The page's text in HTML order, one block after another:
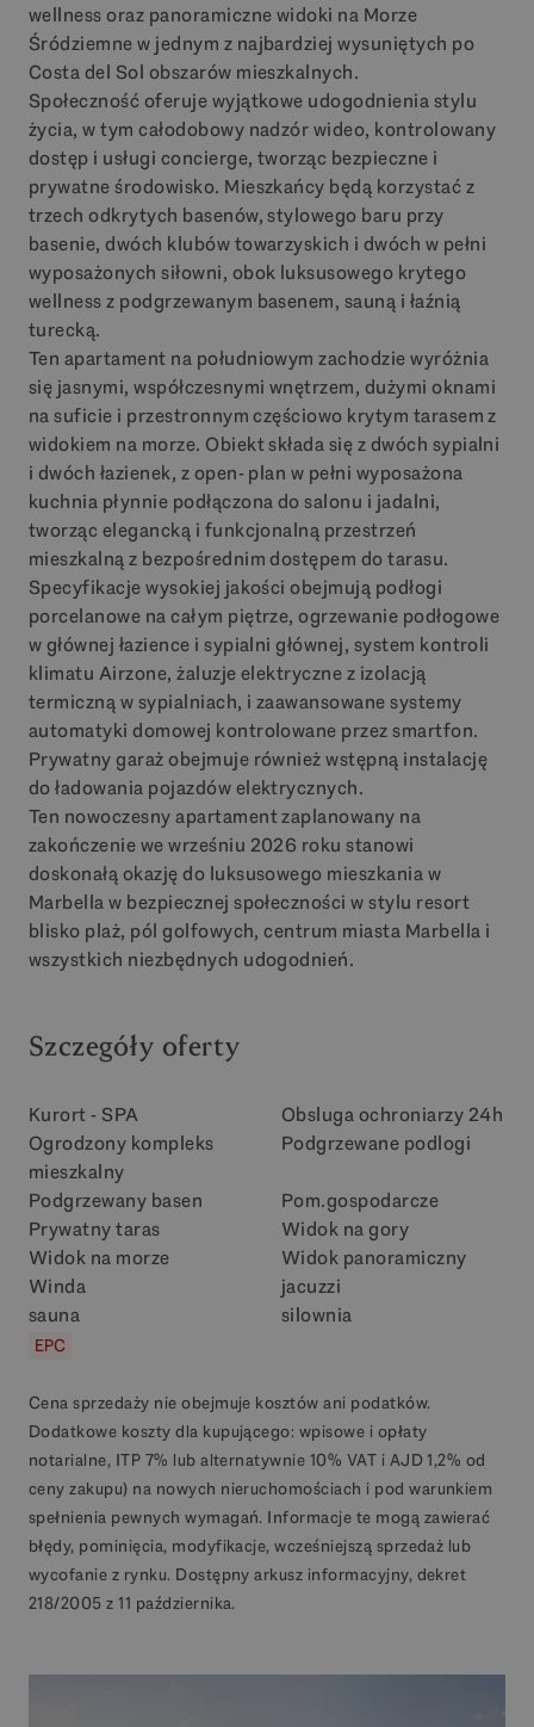
wellness oraz panoramiczne widoki na Morze
Śródziemne w jednym z najbardziej wysuniętych po
Costa del Sol obszarów mieszkalnych.
Społeczność oferuje wyjątkowe udogodnienia stylu
życia, w tym całodobowy nadzór wideo, kontrolowany
dostęp i usługi concierge, tworząc bezpieczne i
prywatne środowisko. Mieszkańcy będą korzystać z
trzech odkrytych basenów, stylowego baru przy
basenie, dwóch klubów towarzyskich i dwóch w pełni
wyposażonych siłowni, obok luksusowego krytego
wellness z podgrzewanym basenem, sauną i łaźnią
turecką.
Ten apartament na południowym zachodzie wyróżnia
się jasnymi, współczesnymi wnętrzem, dużymi oknami
na suficie i przestronnym częściowo krytym tarasem z
widokiem na morze. Obiekt składa się z dwóch sypialni
i dwóch łazienek, z open- plan w pełni wyposażona
kuchnia płynnie podłączona do salonu i jadalni,
tworząc elegancką i funkcjonalną przestrzeń
mieszkalną z bezpośrednim dostępem do tarasu.
Specyfikacje wysokiej jakości obejmują podłogi
porcelanowe na całym piętrze, ogrzewanie podłogowe
w głównej łazience i sypialni głównej, system kontroli
klimatu Airzone, żaluzje elektryczne z izolacją
termiczną w sypialniach, i zaawansowane systemy
automatyki domowej kontrolowane przez smartfon.
Prywatny garaż obejmuje również wstępną instalację
do ładowania pojazdów elektrycznych.
Ten nowoczesny apartament zaplanowany na
zakończenie we wrześniu 2026 roku stanowi
doskonałą okazję do luksusowego mieszkania w
Marbella w bezpiecznej społeczności w stylu resort
blisko plaż, pól golfowych, centrum miasta Marbella i
wszystkich niezbędnych udogodnień.
Szczegóły oferty
Kurort - SPA
Obsluga ochroniarzy 24h
Ogrodzony kompleks
mieszkalny
Podgrzewane podlogi
Podgrzewany basen
Pom.gospodarcze
Prywatny taras
Widok na gory
Widok na morze
Widok panoramiczny
Winda
jacuzzi
sauna
silownia
EPC
Cena sprzedaży nie obejmuje kosztów ani podatków.
Dodatkowe koszty dla kupującego: wpisowe i opłaty
notarialne, ITP 7% lub alternatywnie 10% VAT i AJD 1,2% od
ceny zakupu) na nowych nieruchomościach i pod warunkiem
spełnienia pewnych wymagań. Informacje te mogą zawierać
błędy, pominięcia, modyfikacje, wcześniejszą sprzedaż lub
wycofanie z rynku. Dostępny arkusz informacyjny, dekret
218/2005 z 11 października.